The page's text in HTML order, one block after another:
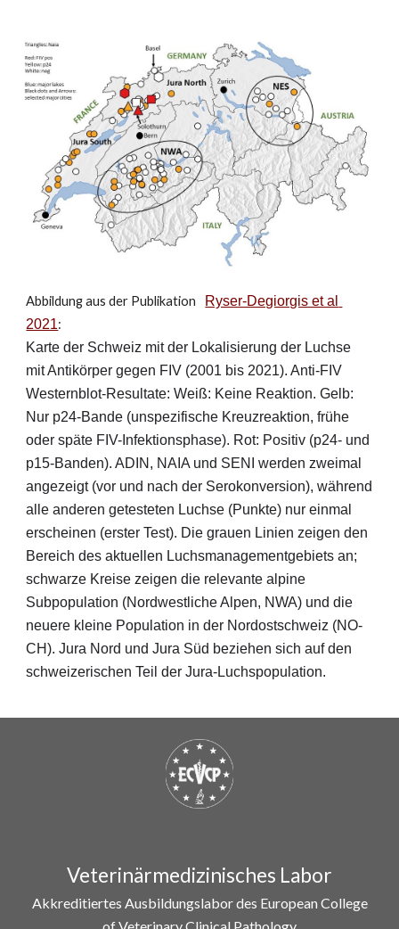
Abbildung aus der Publikation
Ryser-Degiorgis et al
2021:
Karte der Schweiz mit der Lokalisierung der Luchse
mit Antikörper gegen FIV (2001 bis 2021). Anti-FIV
Westernblot-Resultate: Weiß: Keine Reaktion. Gelb:
Nur p24-Bande (unspezifische Kreuzreaktion, frühe
oder späte FIV-Infektionsphase). Rot: Positiv (p24- und
p15-Banden). ADIN, NAIA und SENI werden zweimal
angezeigt (vor und nach der Serokonversion), während
alle anderen getesteten Luchse (Punkte) nur einmal
erscheinen (erster Test). Die grauen Linien zeigen den
Bereich des aktuellen Luchsmanagementgebiets an;
schwarze Kreise zeigen die relevante alpine
Subpopulation (Nordwestliche Alpen, NWA) und die
neuere kleine Population in der Nordostschweiz (NO-
CH). Jura Nord und Jura Süd beziehen sich auf den
schweizerischen Teil der Jura-Luchspopulation.
Veterinärmedizinisches Labor
Akkreditiertes Ausbildungslabor des European College